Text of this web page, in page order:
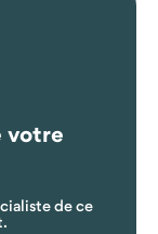
votre
de ce